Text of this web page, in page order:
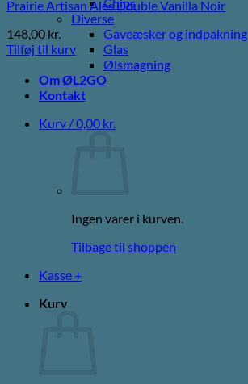
Diverse
Gaveæsker og indpakning
Glas
Ølsmagning
Om ØL2GO
Kontakt
Kurv /0,00 kr.
Ingen varer i kurven.
Tilbage til shoppen
Kasse +
Kurv
Prairie Artisan Ales Double Vanilla Noir
148,00 kr.
Tilføj til kurv